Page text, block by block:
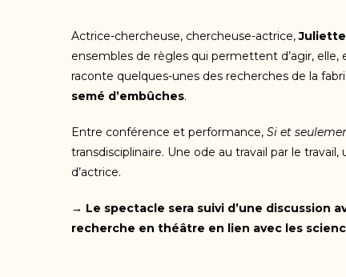
Actrice-chercheuse, chercheuse-actrice,
ensembles de règles qui permettent d’agir, elle,
raconte quelques-unes des recherches de la
semé d’embûches.
Entre conférence et performance, Si et
transdisciplinaire. Une ode au travail par le
d’actrice.
→ Le spectacle sera suivi d’une discussion
recherche en théâtre en lien avec les